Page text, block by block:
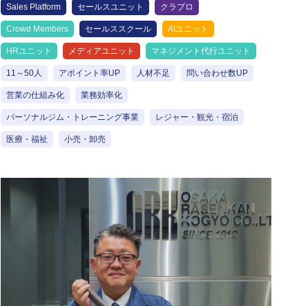
実現
Sales Platform セールスユニット クラプロ
Crowd Members セールススクール AIユニット
HRユニット メディアユニット マネジメント代行ユニット
11～50人 アポイント率UP 人材不足 問い合わせ数UP
営業の仕組み化 業務効率化
パーソナルジム・トレーニング事業 レジャー・観光・宿泊
医療・福祉 小売・卸売